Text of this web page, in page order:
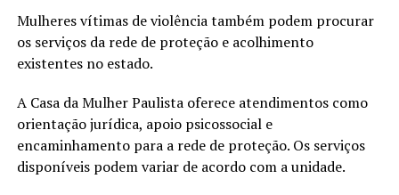
Mulheres vítimas de violência também podem procurar
os serviços da rede de proteção e acolhimento
existentes no estado.
A Casa da Mulher Paulista oferece atendimentos como
orientação jurídica, apoio psicossocial e
encaminhamento para a rede de proteção. Os serviços
disponíveis podem variar de acordo com a unidade.